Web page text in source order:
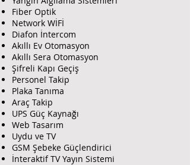
Fiber Optik
Network WİFİ
Diafon İntercom
Akıllı Ev Otomasyon
Akıllı Sera Otomasyon
Şifreli Kapı Geçiş
Personel Takip
Plaka Tanıma
Araç Takip
UPS Güç Kaynağı
Web Tasarım
Uydu ve TV
GSM Şebeke Güçlendirici
İnteraktif TV Yayın Sistemi